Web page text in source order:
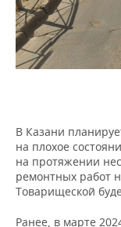
НЕФТЕХИМИЯ
НЕФТЬ
РОЗНИЧНАЯ
ТРАНСПОРТ
НОВОСТИ
IT
МЕРОПРИЯТИЯ
НОВОСТИ
БИЗНЕС-БРАНЧИ
ONLINE-
СПОРТ
ФУТБОЛ
ХОККЕЙ
НОВОСТИ
ВЛАСТЬ
ФОТОГАЛЕРЕЯ
СЮЖЕТЫ
В Казани
на плохое
на протяжении
ремонтных работ
Товарищеской
Ранее, в марте